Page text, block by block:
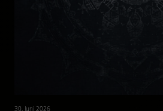
30. Juni 2026